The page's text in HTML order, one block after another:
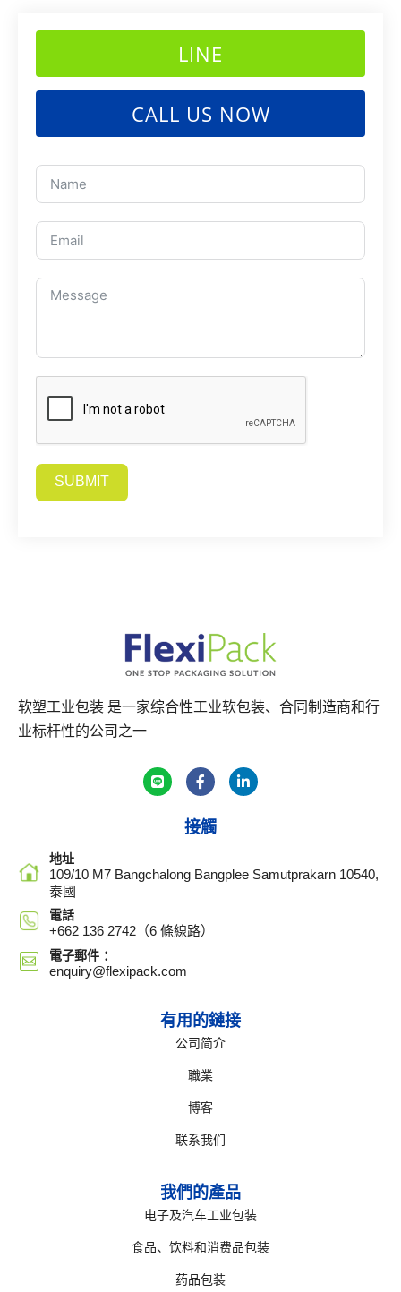
LINE
CALL US NOW
SUBMIT
软塑工业包装 是一家综合性工业软包装、合同制造商和行
业标杆性的公司之一
接觸
地址
109/10 M7 Bangchalong Bangplee Samutprakarn 10540,
泰國
電話
+662 136 2742（6 條線路）
電子郵件 ：
enquiry@flexipack.com
有用的鏈接
公司简介
職業
博客
联系我们
我們的產品
电子及汽车工业包装
食品、饮料和消费品包装
药品包装